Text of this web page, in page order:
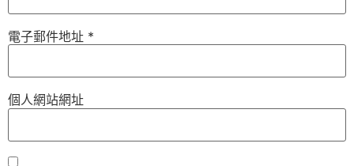
電子郵件地址 *
個人網站網址